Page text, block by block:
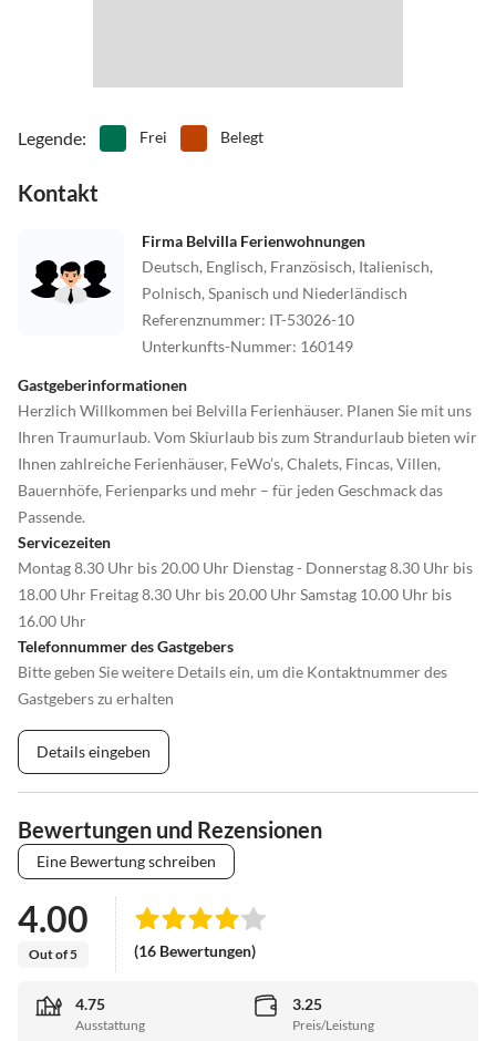
Legende: Frei Belegt
Kontakt
Firma Belvilla Ferienwohnungen
Deutsch, Englisch, Französisch, Italienisch,
Polnisch, Spanisch und Niederländisch
Referenznummer: IT-53026-10
Unterkunfts-Nummer: 160149
Gastgeberinformationen
Herzlich Willkommen bei Belvilla Ferienhäuser. Planen Sie mit uns
Ihren Traumurlaub. Vom Skiurlaub bis zum Strandurlaub bieten wir
Ihnen zahlreiche Ferienhäuser, FeWo’s, Chalets, Fincas, Villen,
Bauernhöfe, Ferienparks und mehr – für jeden Geschmack das
Passende.
Servicezeiten
Montag 8.30 Uhr bis 20.00 Uhr Dienstag - Donnerstag 8.30 Uhr bis
18.00 Uhr Freitag 8.30 Uhr bis 20.00 Uhr Samstag 10.00 Uhr bis
16.00 Uhr
Telefonnummer des Gastgebers
Bitte geben Sie weitere Details ein, um die Kontaktnummer des
Gastgebers zu erhalten
Details eingeben
Bewertungen und Rezensionen
Eine Bewertung schreiben
4.00
Out of 5 (16 Bewertungen)
4.75
Ausstattung
3.25
Preis/Leistung